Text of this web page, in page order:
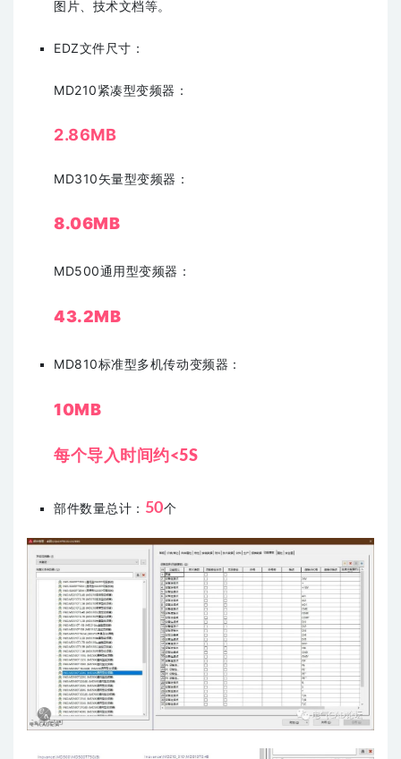
图片、技术文档等。
EDZ文件尺寸：
MD210紧凑型变频器：
2.86MB
MD310矢量型变频器 ：
8.06MB
MD500通用型变频器：
43.2MB
MD810标准型多机传动变频器：
10MB
每个导入时间约<5S
部件数量总计： 50个